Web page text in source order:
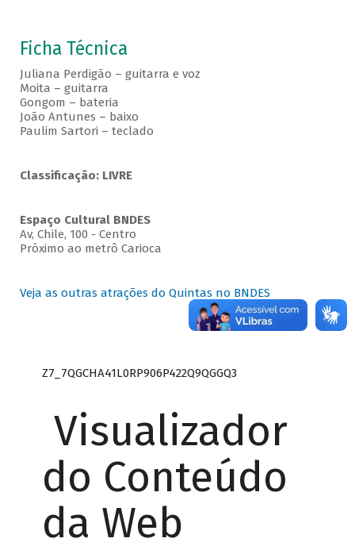
Ficha Técnica
Juliana Perdigão – guitarra e voz
Moita – guitarra
Gongom – bateria
João Antunes – baixo
Paulim Sartori – teclado
Classificação: LIVRE
Espaço Cultural BNDES
Av, Chile, 100 - Centro
Próximo ao metrô Carioca
Veja as outras atrações do Quintas no BNDES
Z7_7QGCHA41L0RP906P422Q9QGGQ3
Visualizador
do Conteúdo
da Web